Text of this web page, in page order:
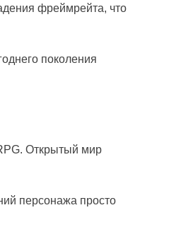
фреймрейта, что
поколения
Открытый мир
персонажа просто